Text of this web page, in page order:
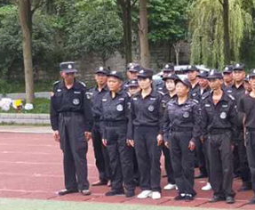
安顺保安
平坝保安